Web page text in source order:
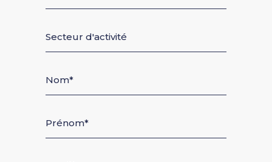
Secteur d'activité
Nom
Prénom